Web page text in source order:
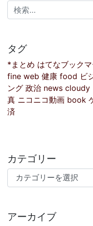
検索:
タグ
*まとめ はてなブック
fine web 健康 food ビ
ング 政治 news cloudy
真 ニコニコ動画 book
済
カテゴリー
カテゴリー
アーカイブ